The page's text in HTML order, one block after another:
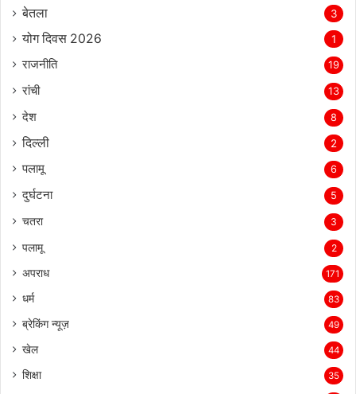
बेतला 3
योग दिवस 2026 1
राजनीति 19
रांची 13
देश 8
दिल्‍ली 2
पलामू 6
दुर्घटना 5
चतरा 3
पलामू 2
अपराध 171
धर्म 83
ब्रेकिंग न्यूज़ 49
खेल 44
शिक्षा 35